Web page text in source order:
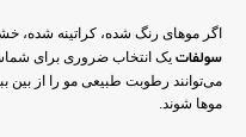
اگر موهای رنگ شده، کراتینه شده،
سولفات یک انتخاب ضروری برای
می‌توانند رطوبت طبیعی مو را از
موها شوند.